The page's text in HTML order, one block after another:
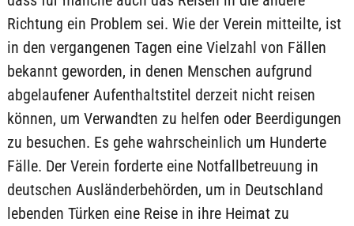
Richtung ein Problem sei. Wie der Verein mitteilte, ist
in den vergangenen Tagen eine Vielzahl von Fällen
bekannt geworden, in denen Menschen aufgrund
abgelaufener Aufenthaltstitel derzeit nicht reisen
können, um Verwandten zu helfen oder Beerdigungen
zu besuchen. Es gehe wahrscheinlich um Hunderte
Fälle. Der Verein forderte eine Notfallbetreuung in
deutschen Ausländerbehörden, um in Deutschland
lebenden Türken eine Reise in ihre Heimat zu